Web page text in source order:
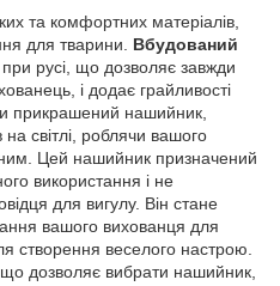
та комфортних матеріалів,
для тварини. Вбудований
при русі, що дозволяє завжди
і додає грайливості
прикрашений нашийник,
світлі, роблячи вашого
Цей нашийник призначений
використання і не
для вигулу. Він стане
вашого вихованця для
створення веселого настрою.
дозволяє вибрати нашийник,